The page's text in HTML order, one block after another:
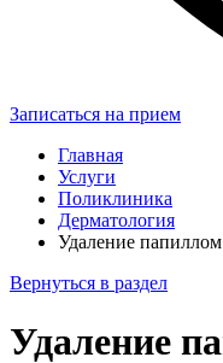
Записаться на прием
Главная
Услуги
Поликлиника
Дерматология
Удаление папиллом
Вернуться в раздел
Удаление